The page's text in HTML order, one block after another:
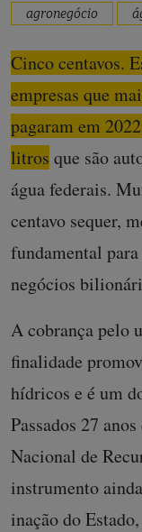
agronegócio
Cinco centavos.
empresas que
pagaram em
litros que são
água federais.
centavo sequer,
fundamental
negócios
A cobrança pelo
finalidade
hídricos e é um
Passados 27
Nacional de
instrumento
inação do